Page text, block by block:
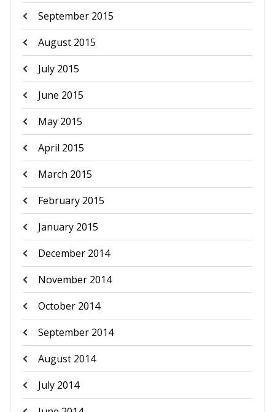
September 2015
August 2015
July 2015
June 2015
May 2015
April 2015
March 2015
February 2015
January 2015
December 2014
November 2014
October 2014
September 2014
August 2014
July 2014